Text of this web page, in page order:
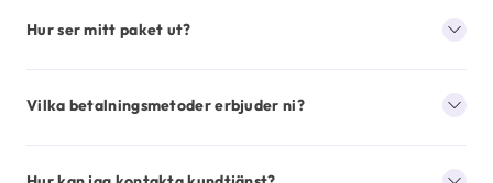
Hur ser mitt paket ut?
Vilka betalningsmetoder erbjuder ni?